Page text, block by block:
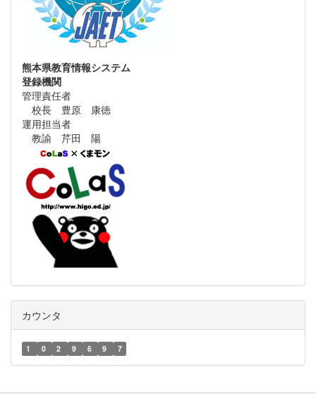
熊本県教育情報システム
登録機関
管理責任者
校長 豊原 康徳
運用担当者
教諭 芹田 陽
カウンタ
1 0 2 9 6 9 7